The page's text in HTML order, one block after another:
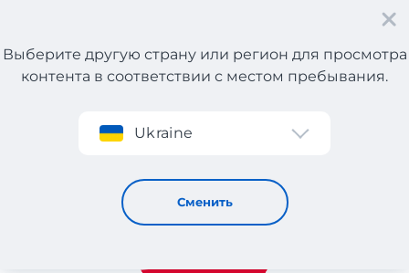
Регистрация
Выберите другую страну или регион для просмотра
контента в соответствии с местом пребывания.
Ukraine
Сменить
Mattel